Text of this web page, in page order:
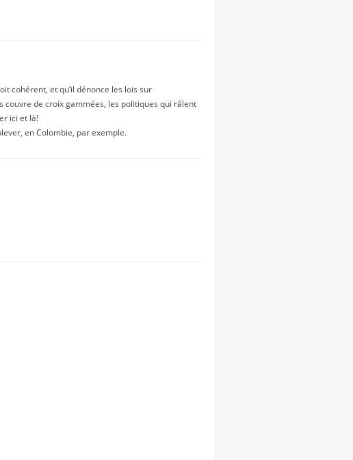
cohérent, et qu’il dénonce les lois sur
couvre de croix gammées, les politiques qui râlent
ici et là!
en Colombie, par exemple.